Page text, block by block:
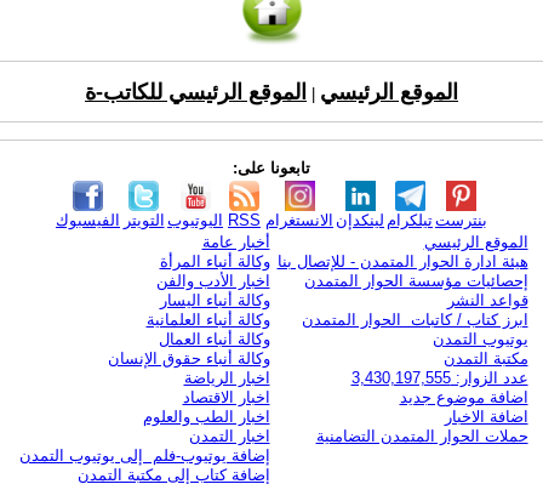
الموقع الرئيسي الموقع الرئيسي للكاتب-ة
تابعونا على:
الفيسبوك التويتر اليوتيوب RSS الانستغرام لينكدإن تيلكرامبنترست
الموقع الرئيسي
هيئة ادارة الحوار المتمدن - للإتصال بنا
إحصائيات مؤسسة الحوار المتمدن
قواعد النشر
ابرز كتاب / كاتبات الحوار المتمدن
يوتيوب التمدن
مكتبة التمدن
عدد الزوار: 3,430,197,555
اضافة موضوع جديد
اضافة الاخبار
حملات الحوار المتمدن التضامنية
أخبار عامة
وكالة أنباء المرأة
اخبار الأدب والفن
وكالة أنباء اليسار
وكالة أنباء العلمانية
وكالة أنباء العمال
وكالة أنباء حقوق الإنسان
اخبار الرياضة
اخبار الاقتصاد
اخبار الطب والعلوم
اخبار التمدن
إضافة يوتيوب-فلم إلى يوتيوب التمدن
إضافة كتاب إلى مكتبة التمدن